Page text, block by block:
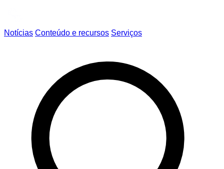
Notícias Conteúdo e recursos Serviços